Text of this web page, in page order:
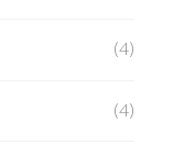
(4)
(4)